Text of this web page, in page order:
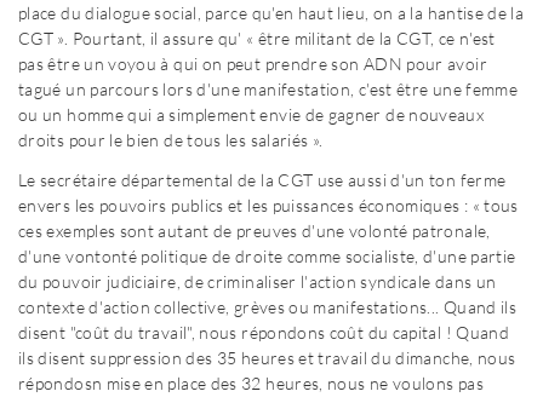
place du dialogue social, parce qu'en haut lieu, on a la hantise de la
CGT ». Pourtant, il assure qu' « être militant de la CGT, ce n'est
pas être un voyou à qui on peut prendre son ADN pour avoir
tagué un parcours lors d'une manifestation, c'est être une femme
ou un homme qui a simplement envie de gagner de nouveaux
droits pour le bien de tous les salariés ».
Le secrétaire départemental de la CGT use aussi d'un ton ferme
envers les pouvoirs publics et les puissances économiques : « tous
ces exemples sont autant de preuves d'une volonté patronale,
d'une vontonté politique de droite comme socialiste, d'une partie
du pouvoir judiciaire, de criminaliser l'action syndicale dans un
contexte d'action collective, grèves ou manifestations... Quand ils
disent "coût du travail", nous répondons coût du capital ! Quand
ils disent suppression des 35 heures et travail du dimanche, nous
répondosn mise en place des 32 heures, nous ne voulons pas